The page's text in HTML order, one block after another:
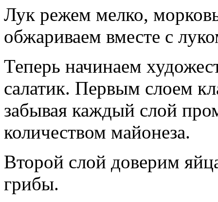
Лук режем мелко,
обжариваем вместе с
Теперь начинаем
салатик. Первым слоем
забывая каждый слой
количеством майонеза.
Второй слой доверим
грибы.